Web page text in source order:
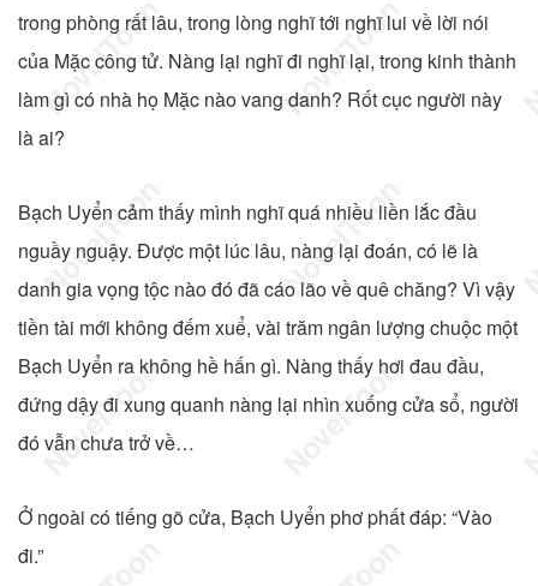
trong phòng rất lâu, trong lòng nghĩ tới nghĩ lui về lời nói
của Mặc công tử. Nàng lại nghĩ đi nghĩ lại, trong kinh thành
làm gì có nhà họ Mặc nào vang danh? Rốt cục người này
là ai?
Bạch Uyển cảm thấy mình nghĩ quá nhiều liền lắc đầu
nguầy nguậy. Được một lúc lâu, nàng lại đoán, có lẽ là
danh gia vọng tộc nào đó đã cáo lão về quê chăng? Vì vậy
tiền tài mới không đếm xuể, vài trăm ngân lượng chuộc một
Bạch Uyển ra không hề hấn gì. Nàng thấy hơi đau đầu,
đứng dậy đi xung quanh nàng lại nhìn xuống cửa sổ, người
đó vẫn chưa trở về…
Ở ngoài có tiếng gõ cửa, Bạch Uyển phơ phất đáp: “Vào
đi.”